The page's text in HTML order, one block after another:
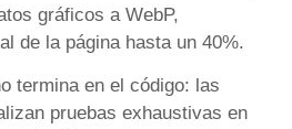
gráficos a WebP,
de la página hasta un 40%.
termina en el código: las
pruebas exhaustivas en